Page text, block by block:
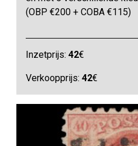
(OBP €200 + COBA €115)
Inzetprijs:42€
Verkoopprijs:42€